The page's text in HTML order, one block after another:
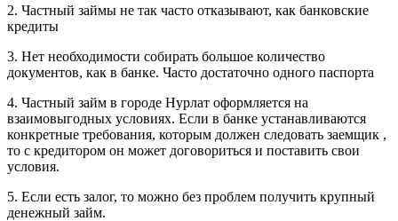
2. Частный займы не так часто отказывают, как банковские
кредиты
3. Нет необходимости собирать большое количество
документов, как в банке. Часто достаточно одного паспорта
4. Частный займ в городе Нурлат оформляется на
взаимовыгодных условиях. Если в банке устанавливаются
конкретные требования, которым должен следовать заемщик ,
то с кредитором он может договориться и поставить свои
условия.
5. Если есть залог, то можно без проблем получить крупный
денежный займ.